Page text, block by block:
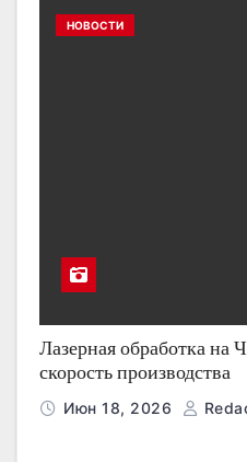
НОВОСТИ
Лазерная обработка на
скорость производства
Июн 18, 2026